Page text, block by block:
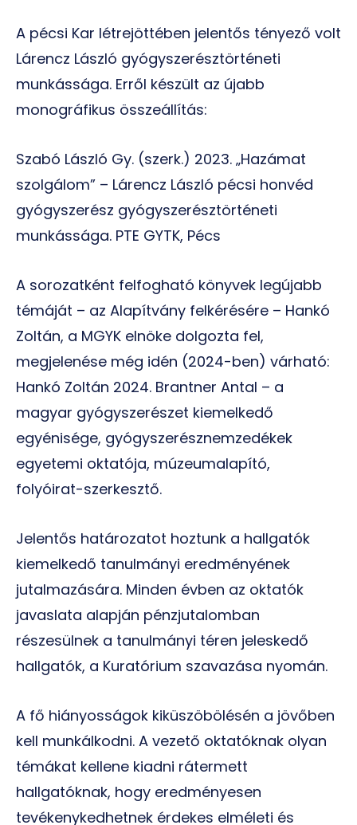
A pécsi Kar létrejöttében jelentős tényező volt
Lárencz László gyógyszerésztörténeti
munkássága. Erről készült az újabb
monográfikus összeállítás:
Szabó László Gy. (szerk.) 2023. „Hazámat
szolgálom” – Lárencz László pécsi honvéd
gyógyszerész gyógyszerésztörténeti
munkássága. PTE GYTK, Pécs
A sorozatként felfogható könyvek legújabb
témáját – az Alapítvány felkérésére – Hankó
Zoltán, a MGYK elnöke dolgozta fel,
megjelenése még idén (2024-ben) várható:
Hankó Zoltán 2024. Brantner Antal – a
magyar gyógyszerészet kiemelkedő
egyénisége, gyógyszerésznemzedékek
egyetemi oktatója, múzeumalapító,
folyóirat-szerkesztő.
Jelentős határozatot hoztunk a hallgatók
kiemelkedő tanulmányi eredményének
jutalmazására. Minden évben az oktatók
javaslata alapján pénzjutalomban
részesülnek a tanulmányi téren jeleskedő
hallgatók, a Kuratórium szavazása nyomán.
A fő hiányosságok kiküszöbölésén a jövőben
kell munkálkodni. A vezető oktatóknak olyan
témákat kellene kiadni rátermett
hallgatóknak, hogy eredményesen
tevékenykedhetnek érdekes elméleti és